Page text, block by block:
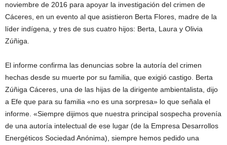
noviembre de 2016 para apoyar la investigación del crimen de
Cáceres, en un evento al que asistieron Berta Flores, madre de la
líder indígena, y tres de sus cuatro hijos: Berta, Laura y Olivia
Zúñiga.
El informe confirma las denuncias sobre la autoría del crimen
hechas desde su muerte por su familia, que exigió castigo. Berta
Zúñiga Cáceres, una de las hijas de la dirigente ambientalista, dijo
a Efe que para su familia «no es una sorpresa» lo que señala el
informe. «Siempre dijimos que nuestra principal sospecha provenía
de una autoría intelectual de ese lugar (de la Empresa Desarrollos
Energéticos Sociedad Anónima), siempre hemos pedido una